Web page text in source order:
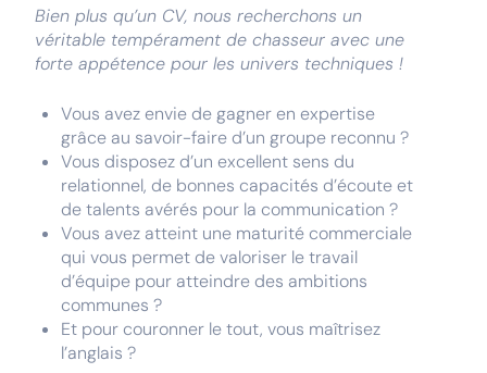
Bien plus qu’un CV, nous recherchons un
véritable tempérament de chasseur avec une
forte appétence pour les univers techniques !
Vous avez envie de gagner en expertise
grâce au savoir-faire d’un groupe reconnu ?
Vous disposez d’un excellent sens du
relationnel, de bonnes capacités d’écoute et
de talents avérés pour la communication ?
Vous avez atteint une maturité commerciale
qui vous permet de valoriser le travail
d’équipe pour atteindre des ambitions
communes ?
Et pour couronner le tout, vous maîtrisez
l’anglais ?